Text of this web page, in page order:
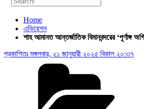
Home
এভিয়েশন
শাহ আমানত আন্তর্জাতিক বিমানবন্দরের ‘পূর্ণাঙ্গ
প্রকাশিতঃ মঙ্গলবার, ২১ জানুয়ারী ২০২৫ বিকাল ২০:৩৭